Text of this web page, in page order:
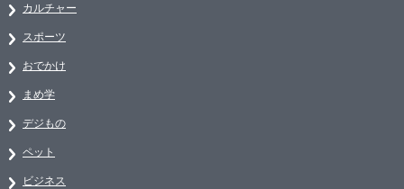
カルチャー
スポーツ
おでかけ
まめ学
デジもの
ペット
ビジネス